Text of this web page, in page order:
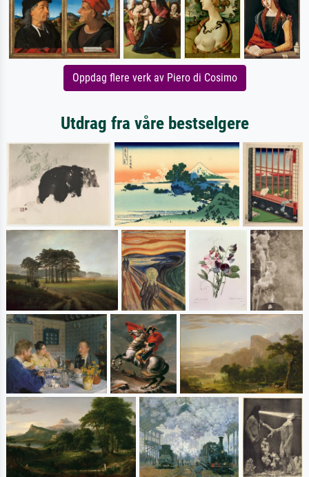
Oppdag flere verk av Piero di Cosimo
Utdrag fra våre bestselgere